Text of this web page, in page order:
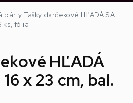
párty Tašky darčekové HĽADÁ SA
ks, fólia
HĽADÁ
x 23 cm, bal.